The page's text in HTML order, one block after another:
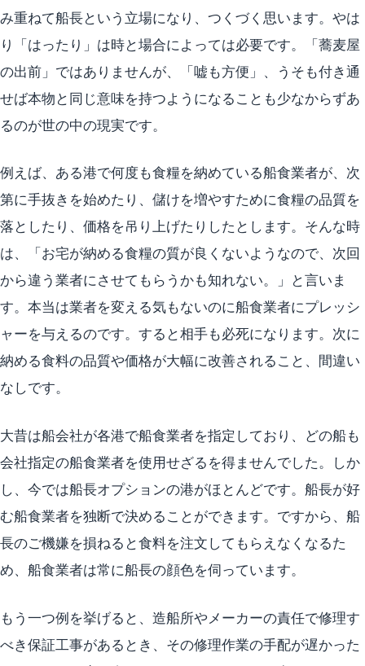
み重ねて船長という立場になり、つくづく思います。やは
り「はったり」は時と場合によっては必要です。「蕎麦屋
の出前」ではありませんが、「嘘も方便」、うそも付き通
せば本物と同じ意味を持つようになることも少なからずあ
るのが世の中の現実です。
例えば、ある港で何度も食糧を納めている船食業者が、次
第に手抜きを始めたり、儲けを増やすために食糧の品質を
落としたり、価格を吊り上げたりしたとします。そんな時
は、「お宅が納める食糧の質が良くないようなので、次回
から違う業者にさせてもらうかも知れない。」と言いま
す。本当は業者を変える気もないのに船食業者にプレッシ
ャーを与えるのです。すると相手も必死になります。次に
納める食料の品質や価格が大幅に改善されること、間違い
なしです。
大昔は船会社が各港で船食業者を指定しており、どの船も
会社指定の船食業者を使用せざるを得ませんでした。しか
し、今では船長オプションの港がほとんどです。船長が好
む船食業者を独断で決めることができます。ですから、船
長のご機嫌を損ねると食料を注文してもらえなくなるた
め、船食業者は常に船長の顔色を伺っています。
もう一つ例を挙げると、造船所やメーカーの責任で修理す
べき保証工事があるとき、その修理作業の手配が遅かった